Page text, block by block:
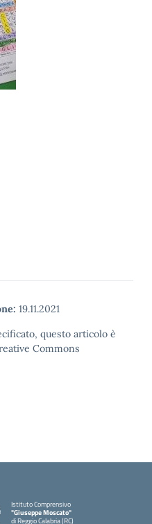
19.11.2021
questo articolo è
Commons
Istituto Comprensivo
"Giuseppe Moscato"
di Reggio Calabria (RC)